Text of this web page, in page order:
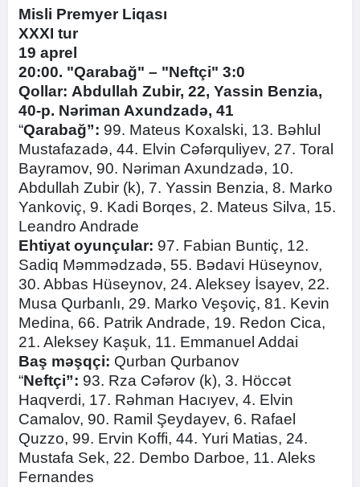
Misli Premyer Liqası
XXXI tur
19 aprel
20:00. "Qarabağ" – "Neftçi" 3:0
Qollar: Abdullah Zubir, 22, Yassin Benzia,
40-p. Nəriman Axundzadə, 41
“Qarabağ”: 99. Mateus Koxalski, 13. Bəhlul
Mustafazadə, 44. Elvin Cəfərquliyev, 27. Toral
Bayramov, 90. Nəriman Axundzadə, 10.
Abdullah Zubir (k), 7. Yassin Benzia, 8. Marko
Yankoviç, 9. Kadi Borqes, 2. Mateus Silva, 15.
Leandro Andrade
Ehtiyat oyunçular: 97. Fabian Buntiç, 12.
Sadiq Məmmədzadə, 55. Bədavi Hüseynov,
30. Abbas Hüseynov, 24. Aleksey İsayev, 22.
Musa Qurbanlı, 29. Marko Veşoviç, 81. Kevin
Medina, 66. Patrik Andrade, 19. Redon Cica,
21. Aleksey Kaşuk, 11. Emmanuel Addai
Baş məşqçi: Qurban Qurbanov
“Neftçi”: 93. Rza Cəfərov (k), 3. Höccət
Haqverdi, 17. Rəhman Hacıyev, 4. Elvin
Camalov, 90. Ramil Şeydayev, 6. Rafael
Quzzo, 99. Ervin Koffi, 44. Yuri Matias, 24.
Mustafa Sek, 22. Dembo Darboe, 11. Aleks
Fernandes